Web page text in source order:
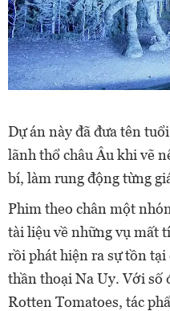
Dự án này đã đưa tên
lãnh thổ châu Âu khi vẽ
bí, làm rung động từng
Phim theo chân một
tài liệu về những vụ mất
rồi phát hiện ra sự tồn
thần thoại Na Uy. Với số
Rotten Tomatoes, tác